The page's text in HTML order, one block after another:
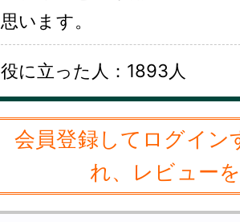
思います。
役に立った人：1893人
会員登録してログイン
れ、レビュー